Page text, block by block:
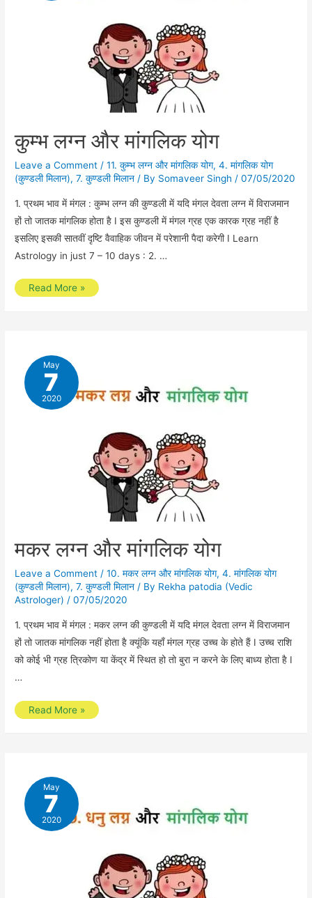
कुम्भ लग्न और मांगलिक योग
Leave a Comment /11. कुम्भ लग्न और मांगलिक योग,4. मांगलिक योग
(कुण्डली मिलान),7. कुण्डली मिलान / By Somaveer Singh /07/05/2020
1. प्रथम भाव में मंगल : कुम्भ लग्न की कुण्डली में यदि मंगल देवता लग्न में विराजमान
हों तो जातक मांगलिक होता है I इस कुण्डली में मंगल ग्रह एक कारक ग्रह नहीं है
इसलिए इसकी सातवीं दृष्टि वैवाहिक जीवन में परेशानी पैदा करेगी I Learn
Astrology in just 7 – 10 days : 2. …
कुम्भ
योग
Read More »
May
7
2020
मकर लग्न और मांगलिक योग
Leave a Comment /10. मकर लग्न और मांगलिक योग,4. मांगलिक योग
(कुण्डली मिलान),7. कुण्डली मिलान / By Rekha patodia (Vedic
Astrologer) /07/05/2020
1. प्रथम भाव में मंगल : मकर लग्न की कुण्डली में यदि मंगल देवता लग्न में विराजमान
हों तो जातक मांगलिक नहीं होता है क्यूंकि यहाँ मंगल ग्रह उच्च के होते हैं I उच्च राशि
को कोई भी ग्रह त्रिकोण या केंद्र में स्थित हो तो बुरा न करने के लिए बाध्य होता है I
…
मकर
योग
Read More »
May
7
2020